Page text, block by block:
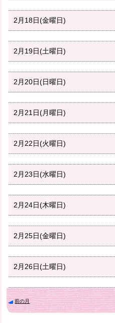
2月18日(金曜日)
2月19日(土曜日)
2月20日(日曜日)
2月21日(月曜日)
2月22日(火曜日)
2月23日(水曜日)
2月24日(木曜日)
2月25日(金曜日)
2月26日(土曜日)
前の月